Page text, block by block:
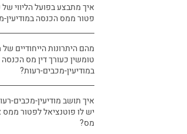
איך מתבצע בפועל הליווי של
פטור ממס הכנסה במודיעין-
מהם היתרונות הייחודיים
טומשין כעורך דין מס הכנסה
במודיעין-מכבים-רעות?
איך תושב מודיעין-מכבים-
יש לו פוטנציאל לפטור ממס
מס?